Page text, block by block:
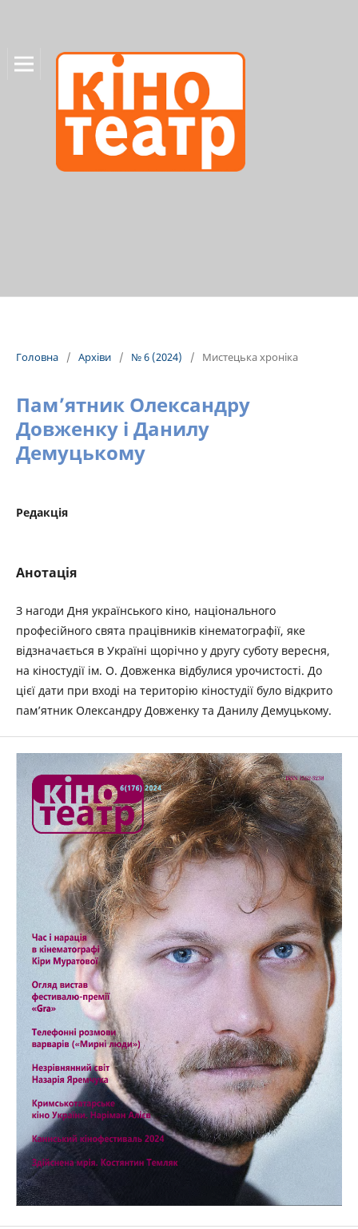
Головна / Архіви / № 6 (2024) / Мистецька хроніка
Пам’ятник Олександру
Довженку і Данилу
Демуцькому
Редакція
Анотація
З нагоди Дня українського кіно, національного
професійного свята працівників кінематографії, яке
відзначається в Україні щорічно у другу суботу вересня,
на кіностудії ім. О. Довженка відбулися урочистості. До
цієї дати при вході на територію кіностудії було відкрито
пам’ятник Олександру Довженку та Данилу Демуцькому.